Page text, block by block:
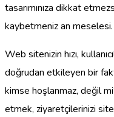
tasarımınıza dikkat
kaybetmeniz an meselesi.
Web sitenizin hızı,
doğrudan etkileyen bir
kimse hoşlanmaz, değil
etmek, ziyaretçilerinizi